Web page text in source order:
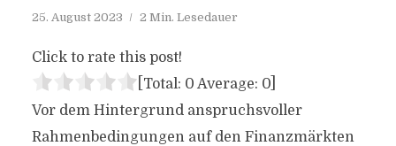
25. August 2023 2 Min. Lesedauer
Click to rate this post!
[Total: 0 Average: 0]
Vor dem Hintergrund anspruchsvoller
Rahmenbedingungen auf den Finanzmärkten